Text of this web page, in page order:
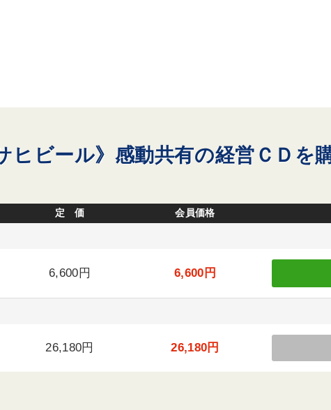
ヒビール》感動共有の経営ＣＤを
定 価 会員価格
6,600円 6,600円
26,180円 26,180円